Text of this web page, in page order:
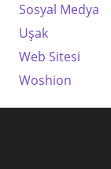
Sosyal Medya
Uşak
Web Sitesi
Woshion